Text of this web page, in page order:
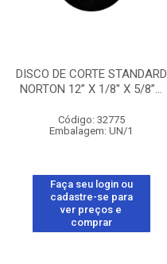
DISCO DE CORTE STANDARD
NORTON 12” X 1/8'' X 5/8”...
Código: 32775
Embalagem: UN/1
Faça seu login ou
cadastre-se para
ver preços e
comprar